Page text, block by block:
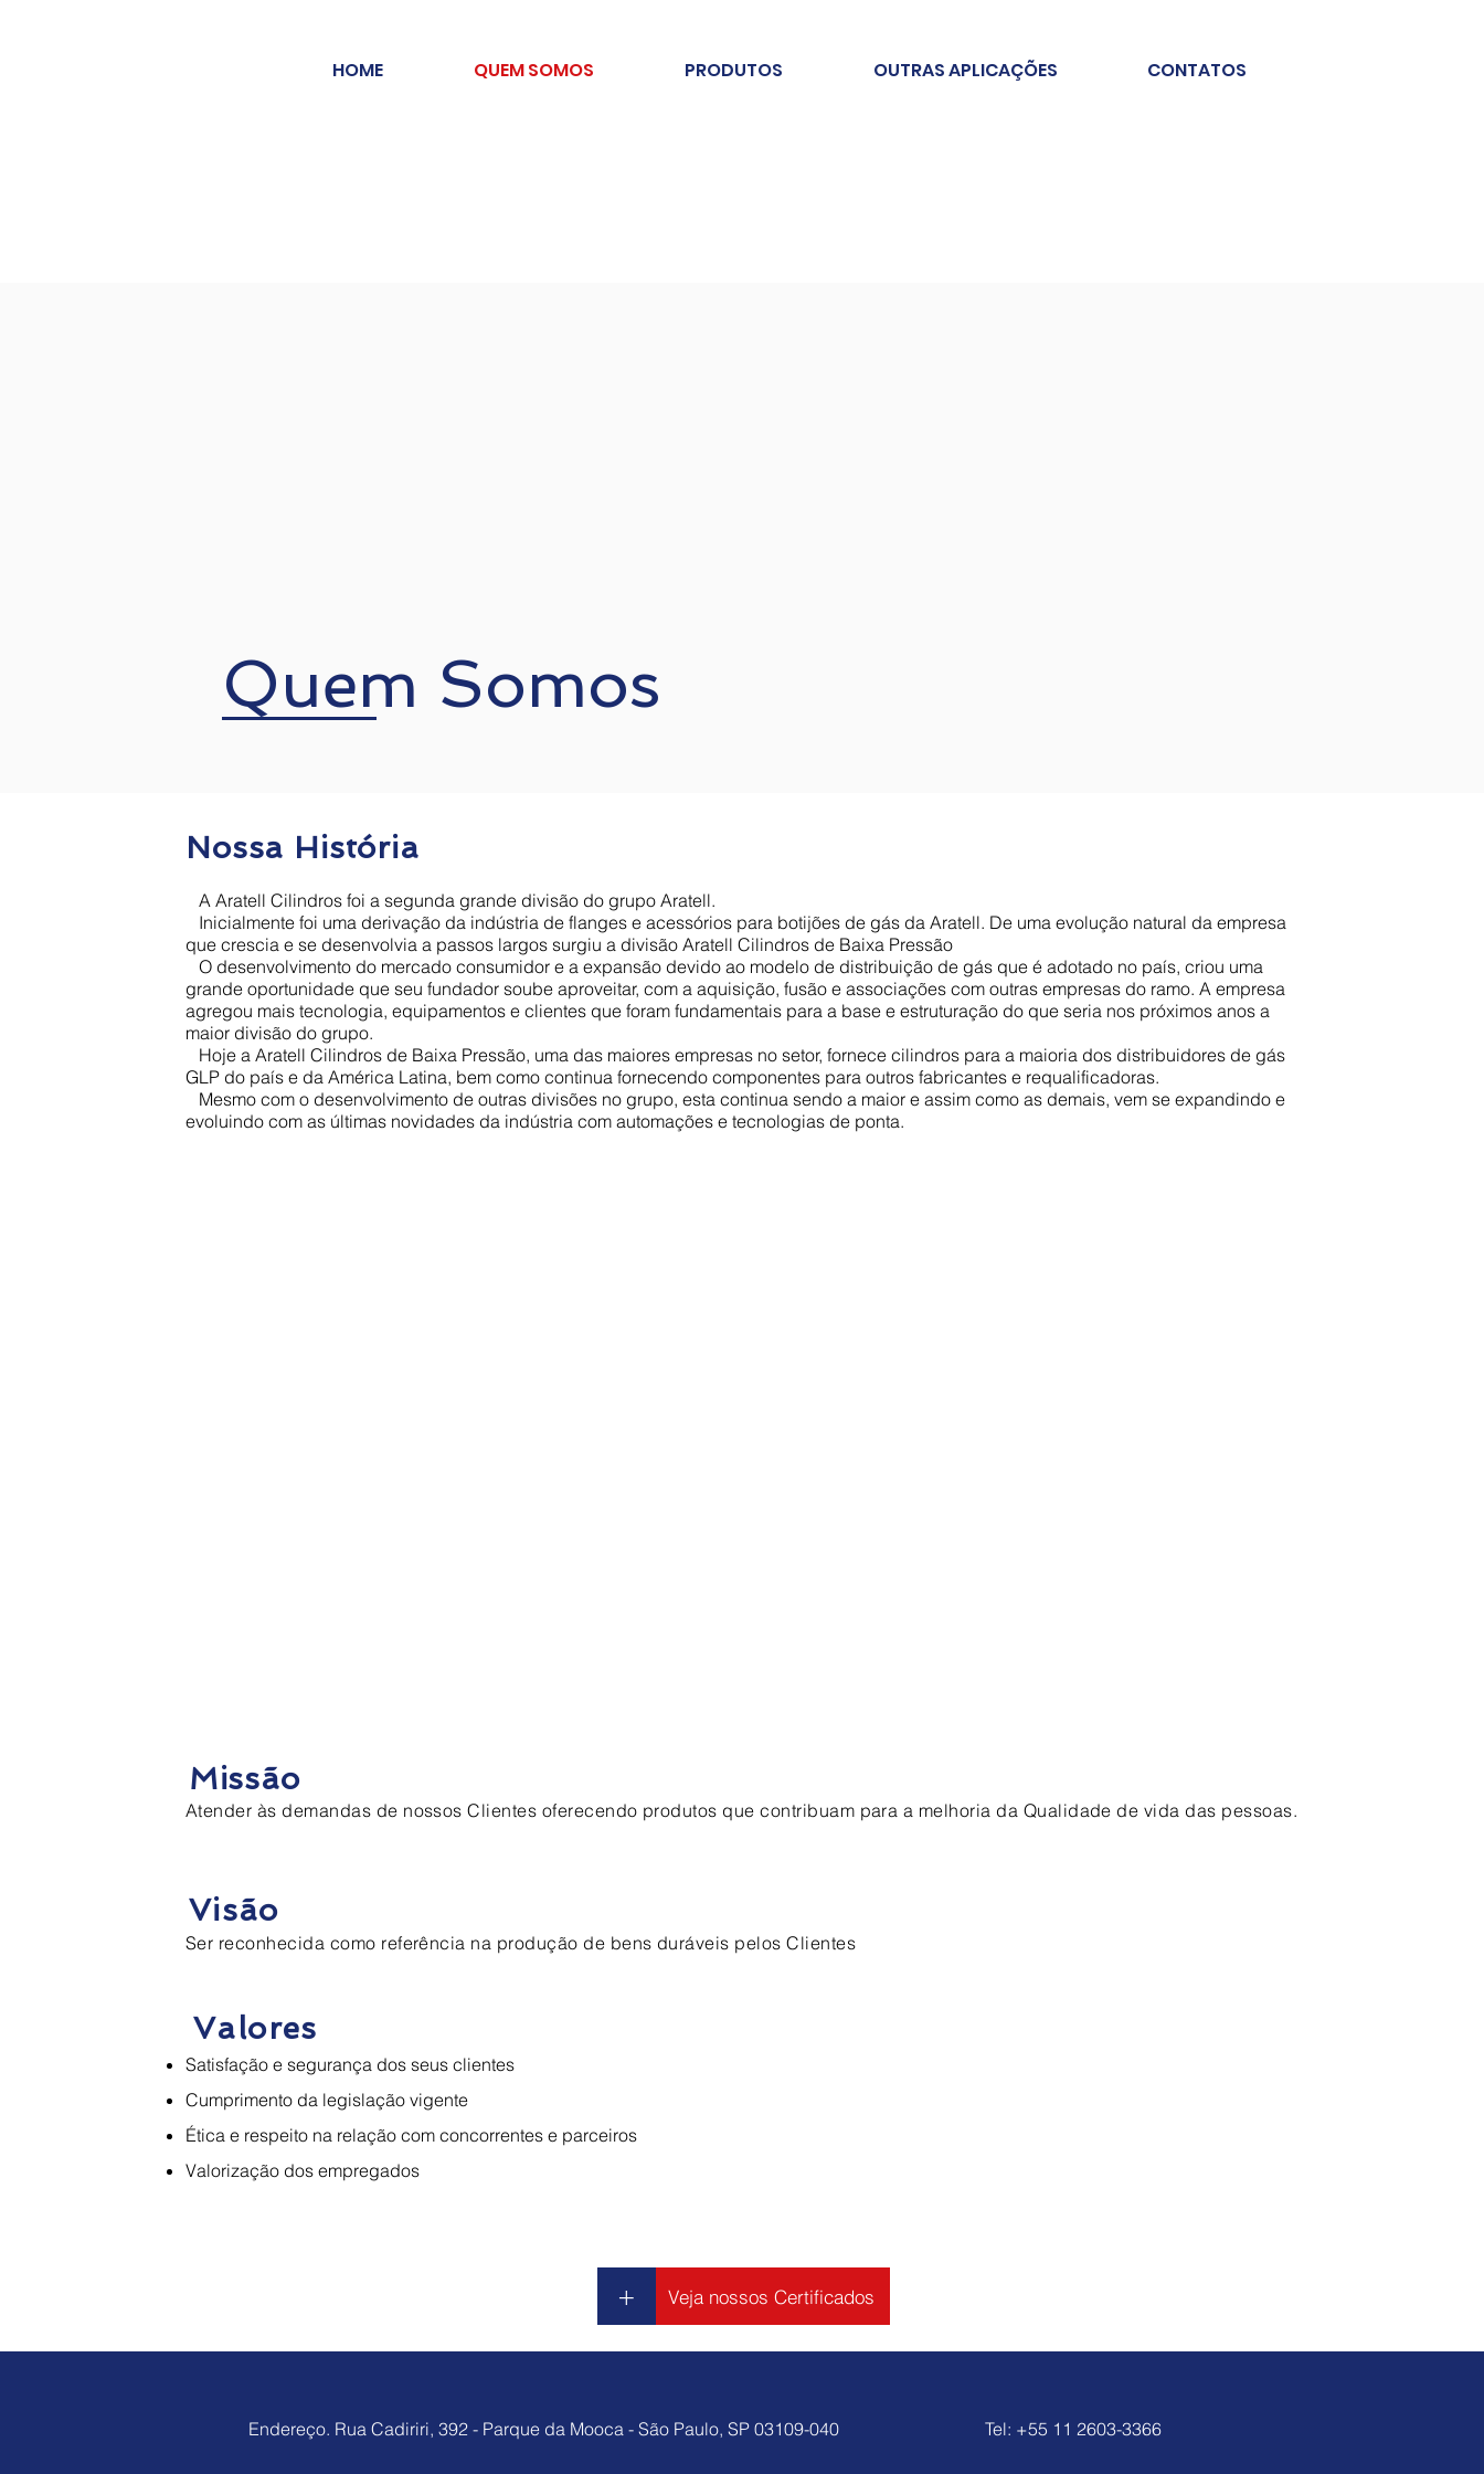
HOME QUEM SOMOS PRODUTOS OUTRAS APLICAÇÕES CONTATOS
Quem Somos
Nossa História
A Aratell Cilindros foi a segunda grande divisão do grupo Aratell.
Inicialmente foi uma derivação da indústria de flanges e acessórios para botijões de gás da Aratell. De uma evolução natural da empresa
que crescia e se desenvolvia a passos largos surgiu a divisão Aratell Cilindros de Baixa Pressão
O desenvolvimento do mercado consumidor e a expansão devido ao modelo de distribuição de gás que é adotado no país, criou uma
grande oportunidade que seu fundador soube aproveitar, com a aquisição, fusão e associações com outras empresas do ramo. A empresa
agregou mais tecnologia, equipamentos e clientes que foram fundamentais para a base e estruturação do que seria nos próximos anos a
maior divisão do grupo.
Hoje a Aratell Cilindros de Baixa Pressão, uma das maiores empresas no setor, fornece cilindros para a maioria dos distribuidores de gás
GLP do país e da América Latina, bem como continua fornecendo componentes para outros fabricantes e requalificadoras.
Mesmo com o desenvolvimento de outras divisões no grupo, esta continua sendo a maior e assim como as demais, vem se expandindo e
evoluindo com as últimas novidades da indústria com automações e tecnologias de ponta.
Veja nossos Certificados
+
Missão
Atender às demandas de nossos Clientes oferecendo produtos que contribuam para a melhoria da Qualidade de vida das pessoas.
Visão
Ser reconhecida como referência na produção de bens duráveis pelos Clientes
Valores
Satisfação e segurança dos seus clientes
Cumprimento da legislação vigente
Ética e respeito na relação com concorrentes e parceiros
Valorização dos empregados
Endereço. Rua Cadiriri, 392 - Parque da Mooca - São Paulo, SP 03109-040 Tel: +55 11 2603-3366